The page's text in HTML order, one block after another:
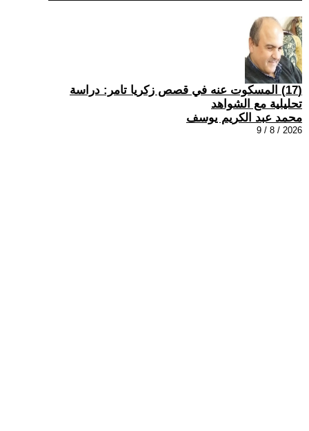
(17) المسكوت عنه في قصص زكريا تامر: دراسة
تحليلية مع الشواهد
محمد عبد الكريم يوسف
2026 / 8 / 9